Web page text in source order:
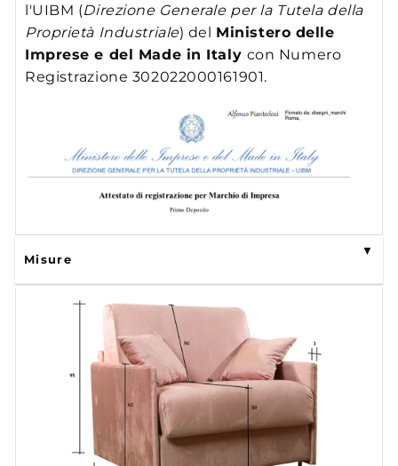
l'UIBM (Direzione Generale per la Tutela della
Proprietà Industriale) del Ministero delle
Imprese e del Made in Italy con Numero
Registrazione 302022000161901.
Misure